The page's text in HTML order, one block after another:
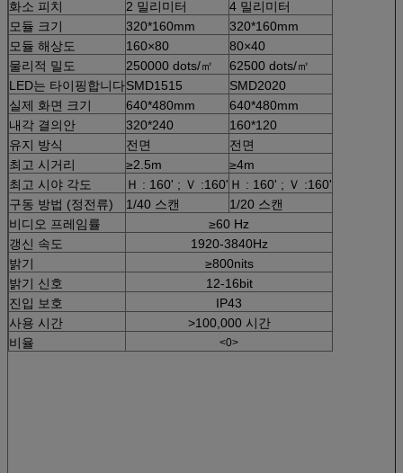
화소 피치
2 밀리미터
4 밀리미터
모듈 크기
320*160mm
320*160mm
모듈 해상도
160×80
80×40
물리적 밀도
250000 dots/㎡
62500 dots/㎡
LED는 타이핑합니다SMD1515
SMD2020
실제 화면 크기
640*480mm
640*480mm
내각 결의안
320*240
160*120
유지 방식
전면
전면
최고 시거리
≥2.5m
≥4m
최고 시야 각도
Ｈ : 160' ; Ｖ :160' Ｈ : 160' ; Ｖ :160'
구동 방법 (정전류)
1/40 스캔
1/20 스캔
비디오 프레임률
≥60 Hz
갱신 속도
1920-3840Hz
밝기
≥800nits
밝기 신호
12-16bit
진입 보호
IP43
사용 시간
>100,000 시간
비율
<0>